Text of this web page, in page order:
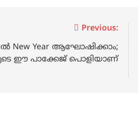
Previous:
New Year ആഘോഷിക്കാം;
ഈ പാക്കേജ് പൊളിയാണ്